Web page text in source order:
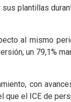
plantillas
al mismo
un 79,1%
con
el ICE de